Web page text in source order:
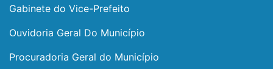
Gabinete do Vice-Prefeito
Ouvidoria Geral Do Município
Procuradoria Geral do Município